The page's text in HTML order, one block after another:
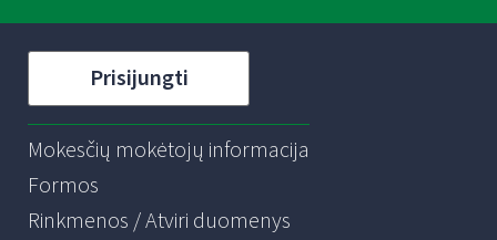
Prisijungti
Mokesčių mokėtojų informacija
Formos
Rinkmenos / Atviri duomenys